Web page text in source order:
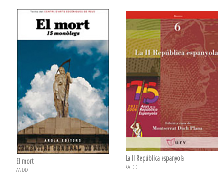
El mort
AA DD
La II República espanyola
AA DD